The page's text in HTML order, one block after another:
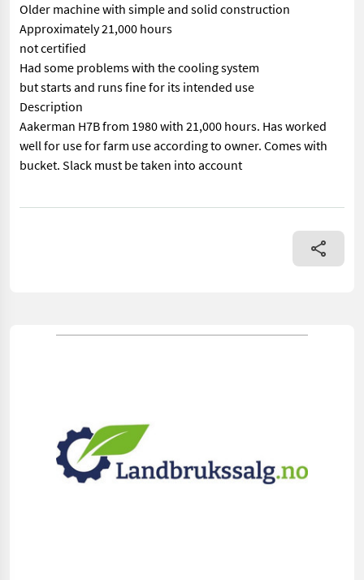
Older machine with simple and solid construction
Approximately 21,000 hours
not certified
Had some problems with the cooling system
but starts and runs fine for its intended use
Description
Aakerman H7B from 1980 with 21,000 hours. Has worked
well for use for farm use according to owner. Comes with
bucket. Slack must be taken into account
== Mer informasjon (NO) == mascus_category: excavators